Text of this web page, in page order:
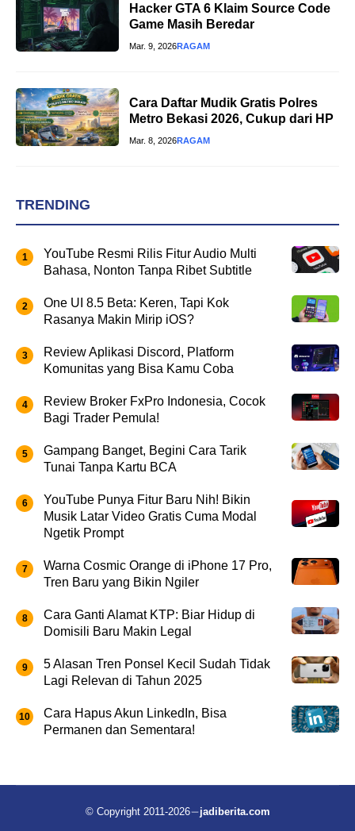
Hacker GTA 6 Klaim Source Code
Game Masih Beredar
Mar. 9, 2026RAGAM
Cara Daftar Mudik Gratis Polres
Metro Bekasi 2026, Cukup dari HP
Mar. 8, 2026RAGAM
TRENDING
YouTube Resmi Rilis Fitur Audio Multi
Bahasa, Nonton Tanpa Ribet Subtitle
One UI 8.5 Beta: Keren, Tapi Kok
Rasanya Makin Mirip iOS?
Review Aplikasi Discord, Platform
Komunitas yang Bisa Kamu Coba
Review Broker FxPro Indonesia, Cocok
Bagi Trader Pemula!
Gampang Banget, Begini Cara Tarik
Tunai Tanpa Kartu BCA
YouTube Punya Fitur Baru Nih! Bikin
Musik Latar Video Gratis Cuma Modal
Ngetik Prompt
Warna Cosmic Orange di iPhone 17 Pro,
Tren Baru yang Bikin Ngiler
Cara Ganti Alamat KTP: Biar Hidup di
Domisili Baru Makin Legal
5 Alasan Tren Ponsel Kecil Sudah Tidak
Lagi Relevan di Tahun 2025
Cara Hapus Akun LinkedIn, Bisa
Permanen dan Sementara!
© Copyright 2011-2026 jadiberita.com